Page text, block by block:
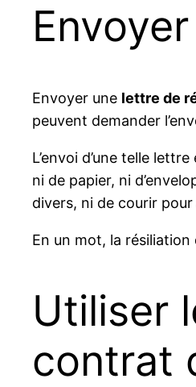
Envoyer une lettre de
peuvent demander
L’envoi d’une telle
ni de papier, ni
divers, ni de courir
En un mot, la
Utiliser
contrat